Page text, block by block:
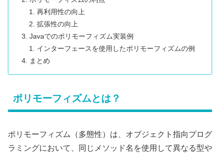
再利用性の向上
拡張性の向上
Javaでのポリモーフィズム実装例
インターフェースを使用したポリモーフィズムの例
まとめ
ポリモーフィズムとは？
ポリモーフィズム（多態性）は、オブジェクト指向プログ
ラミングにおいて、同じメソッド名を使用して異なる型や